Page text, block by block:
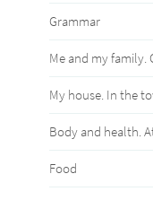
Grammar
Me and my family.
My house. In the
Body and health.
Food